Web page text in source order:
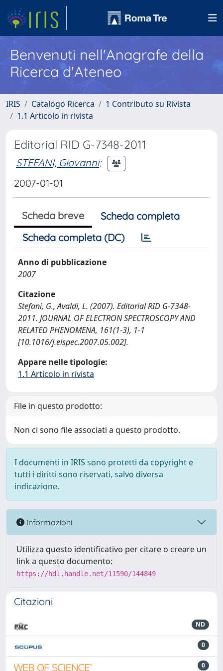
Benvenuti nell'Anagrafe della
Ricerca d'Ateneo
IRIS Catalogo Ricerca
1 Contributo su Rivista
1.1 Articolo in rivista
Editorial RID G-7348-2011
STEFANI, Giovanni;
2007-01-01
Scheda breve
Scheda completa
Scheda completa (DC)
Anno di pubblicazione
2007
Citazione
Stefani, G., Avaldi, L. (2007). Editorial RID G-7348-
2011. JOURNAL OF ELECTRON SPECTROSCOPY AND
RELATED PHENOMENA, 161(1-3), 1-1
[10.1016/j.elspec.2007.05.002].
Appare nelle tipologie:
1.1 Articolo in rivista
File in questo prodotto:
Non ci sono file associati a questo prodotto.
I documenti in IRIS sono protetti da copyright e
tutti i diritti sono riservati, salvo diversa
indicazione.
Informazioni
Utilizza questo identificativo per citare o creare un
link a questo documento:
https://hdl.handle.net/11590/144849
Citazioni
ND
0
0